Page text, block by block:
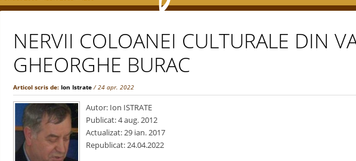
NERVII COLOANEI CULTURALE DIN
GHEORGHE BURAC
Articol scris de: Ion Istrate / 24 apr. 2022
Autor: Ion ISTRATE
Publicat: 4 aug. 2012
Actualizat: 29 ian. 2017
Republicat: 24.04.2022